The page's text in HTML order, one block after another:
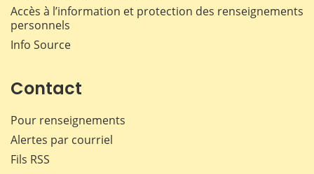
Accès à l’information et protection des renseignements
personnels
Info Source
Contact
Pour renseignements
Alertes par courriel
Fils RSS